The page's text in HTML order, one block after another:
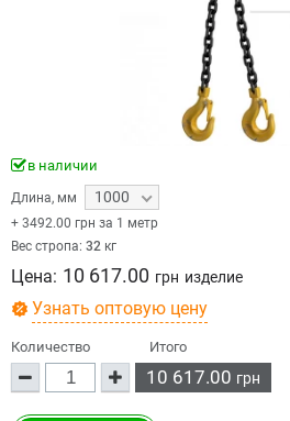
в наличии
Длина, мм 1000
+ 3492.00 грн за 1 метр
Вес стропа: 32 кг
Цена: 10 617.00 грн изделие
Узнать оптовую цену
Количество Итого
10 617.00 грн